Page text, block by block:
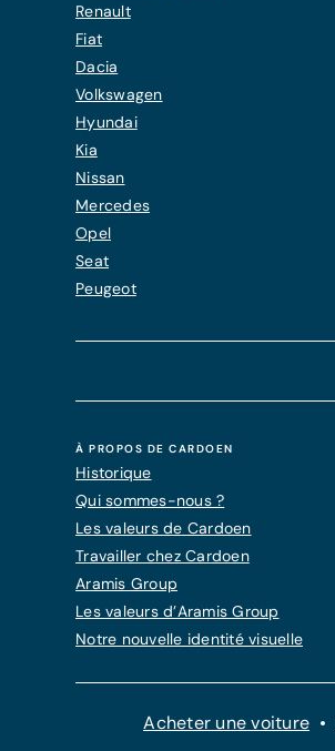
Renault
Fiat
Dacia
Volkswagen
Hyundai
Kia
Nissan
Mercedes
Opel
Seat
Peugeot
À PROPOS DE CARDOEN
Historique
Qui sommes-nous ?
Les valeurs de Cardoen
Travailler chez Cardoen
Aramis Group
Les valeurs d’Aramis Group
Notre nouvelle identité visuelle
Acheter une voiture